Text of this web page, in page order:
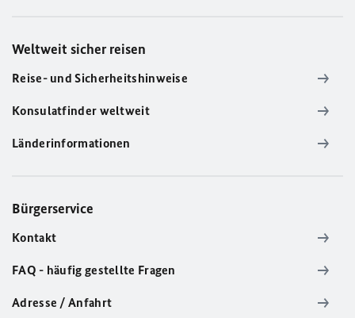
Weltweit sicher reisen
Reise- und Sicherheitshinweise
Konsulatfinder weltweit
Länderinformationen
Bürgerservice
Kontakt
FAQ - häufig gestellte Fragen
Adresse / Anfahrt